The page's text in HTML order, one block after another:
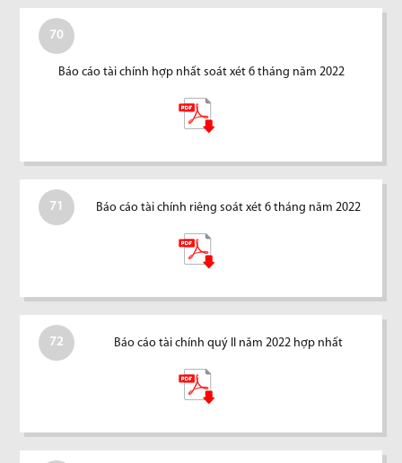
70
Báo cáo tài chính hợp nhất soát xét 6 tháng năm 2022
71 Báo cáo tài chính riêng soát xét 6 tháng năm 2022
72 Báo cáo tài chính quý II năm 2022 hợp nhất